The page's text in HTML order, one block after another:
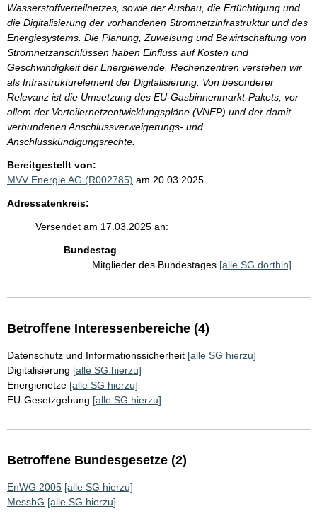
Wasserstoffverteilnetzes, sowie der Ausbau, die Ertüchtigung und
die Digitalisierung der vorhandenen Stromnetzinfrastruktur und des
Energiesystems. Die Planung, Zuweisung und Bewirtschaftung von
Stromnetzanschlüssen haben Einfluss auf Kosten und
Geschwindigkeit der Energiewende. Rechenzentren verstehen wir
als Infrastrukturelement der Digitalisierung. Von besonderer
Relevanz ist die Umsetzung des EU-Gasbinnenmarkt-Pakets, vor
allem der Verteilernetzentwicklungspläne (VNEP) und der damit
verbundenen Anschlussverweigerungs- und
Anschlusskündigungsrechte.
Bereitgestellt von:
MVV Energie AG (R002785) am 20.03.2025
Adressatenkreis:
Versendet am 17.03.2025 an:
Bundestag
Mitglieder des Bundestages [alle SG dorthin]
Betroffene Interessenbereiche (4)
Datenschutz und Informationssicherheit [alle SG hierzu]
Digitalisierung [alle SG hierzu]
Energienetze [alle SG hierzu]
EU-Gesetzgebung [alle SG hierzu]
Betroffene Bundesgesetze (2)
EnWG 2005 [alle SG hierzu]
MessbG [alle SG hierzu]